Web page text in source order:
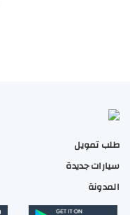
طلب تمويل
سيارات جديدة
المدونة